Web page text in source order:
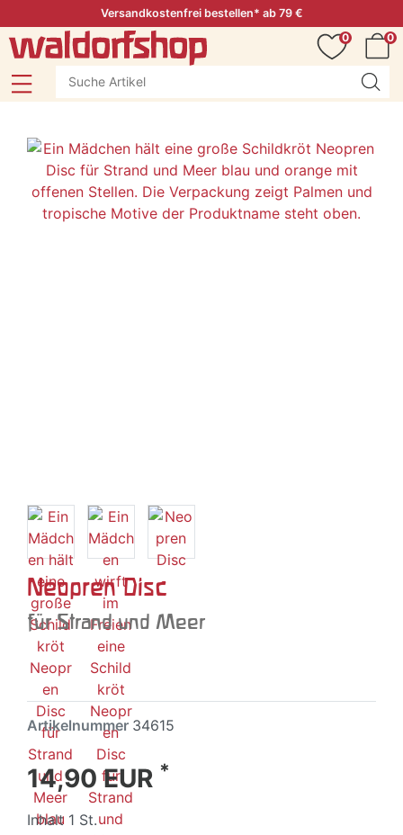
Versandkostenfrei bestellen* ab 79 €
0
0
Neopren Disc
für Strand und Meer
Artikelnummer 34615
14,90 EUR *
Inhalt 1 St.